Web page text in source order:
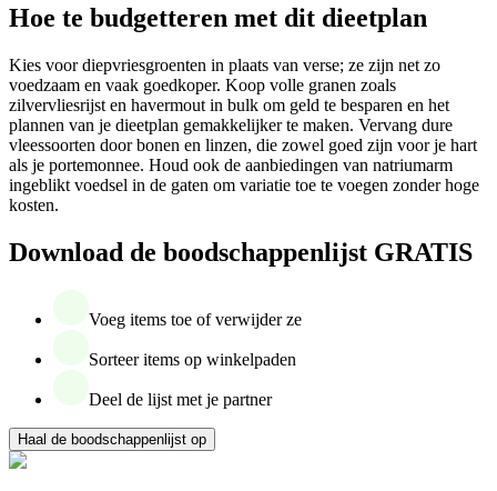
Hoe te budgetteren met dit dieetplan
Kies voor diepvriesgroenten in plaats van verse; ze zijn net zo
voedzaam en vaak goedkoper. Koop volle granen zoals
zilvervliesrijst en havermout in bulk om geld te besparen en het
plannen van je dieetplan gemakkelijker te maken. Vervang dure
vleessoorten door bonen en linzen, die zowel goed zijn voor je hart
als je portemonnee. Houd ook de aanbiedingen van natriumarm
ingeblikt voedsel in de gaten om variatie toe te voegen zonder hoge
kosten.
Download de boodschappenlijst GRATIS
Voeg items toe of verwijder ze
Sorteer items op winkelpaden
Deel de lijst met je partner
Haal de boodschappenlijst op